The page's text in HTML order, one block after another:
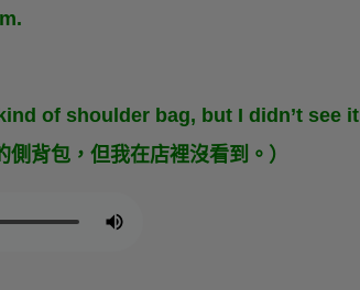
of shoulder bag, but I didn’t see
側背包，但我在店裡沒看到。）